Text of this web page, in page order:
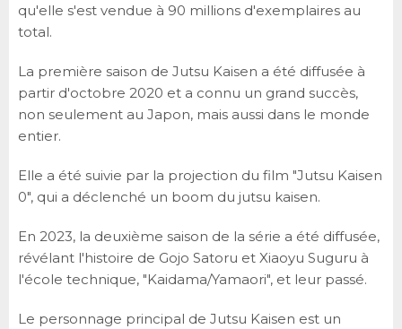
qu'elle s'est vendue à 90 millions d'exemplaires au
total.
La première saison de Jutsu Kaisen a été diffusée à
partir d'octobre 2020 et a connu un grand succès,
non seulement au Japon, mais aussi dans le monde
entier.
Elle a été suivie par la projection du film "Jutsu Kaisen
0", qui a déclenché un boom du jutsu kaisen.
En 2023, la deuxième saison de la série a été diffusée,
révélant l'histoire de Gojo Satoru et Xiaoyu Suguru à
l'école technique, "Kaidama/Yamaori", et leur passé.
Le personnage principal de Jutsu Kaisen est un